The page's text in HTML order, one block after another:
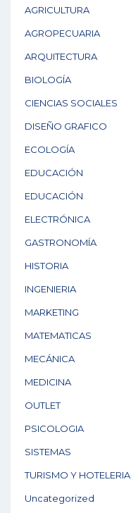
AGRICULTURA
AGROPECUARIA
ARQUITECTURA
BIOLOGÍA
CIENCIAS SOCIALES
DISEÑO GRAFICO
ECOLOGÍA
EDUCACIÓN
EDUCACIÓN
ELECTRÓNICA
GASTRONOMÍA
HISTORIA
INGENIERIA
MARKETING
MATEMATICAS
MECÁNICA
MEDICINA
OUTLET
PSICOLOGIA
SISTEMAS
TURISMO Y HOTELERIA
Uncategorized